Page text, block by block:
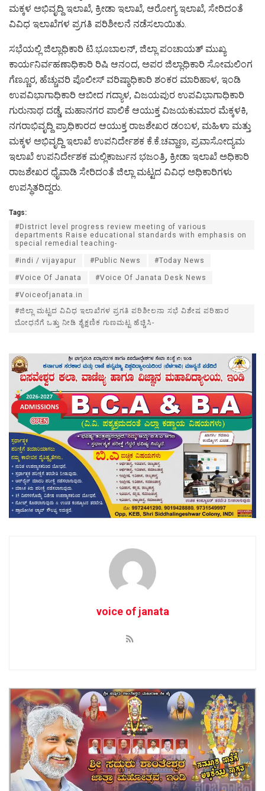
ಮಕ್ಕಳ ಅಭಿವೃದ್ದಿ ಇಲಾಖೆ, ಕ್ರೀಡಾ ಇಲಾಖೆ, ಆರೋಗ್ಯ ಇಲಾಖೆ, ಸೇರಿದಂತೆ
ವಿವಿಧ ಇಲಾಖೆಗಳ ಪ್ರಗತಿ ಪರಿಶೀಲನೆ ನಡೆಸಲಾಯಿತು.
ಸಭೆಯಲ್ಲಿ ಜಿಲ್ಲಾಧಿಕಾರಿ ಟಿ.ಭೂಬಾಲನ್, ಜಿಲ್ಲಾ ಪಂಚಾಯತ್ ಮುಖ್ಯ
ಕಾರ್ಯನಿರ್ವಹಣಾಧಿಕಾರಿ ರಿಷಿ ಆನಂದ, ಅಪರ ಜಿಲ್ಲಾಧಿಕಾರಿ ಸೋಮಲಿಂಗ
ಗೆಣ್ಣೂರ, ಹೆಚ್ಚುವರಿ ಪೊಲೀಸ್ ವರಿಷ್ಠಾಧಿಕಾರಿ ಶಂಕರ ಮಾರಿಹಾಳ, ಇಂಡಿ
ಉಪವಿಭಾಗಾಧಿಕಾರಿ ಆಬೀದ ಗದ್ಯಾಳ, ವಿಜಯಪುರ ಉಪವಿಭಾಗಾಧಿಕಾರಿ
ಗುರುನಾಥ ದಡ್ಡೆ, ಮಹಾನಗರ ಪಾಲಿಕೆ ಆಯುಕ್ತ ವಿಜಯಕುಮಾರ ಮೆಕ್ಕಳಕಿ,
ನಗರಾಭಿವೃದ್ದಿ ಪ್ರಾಧಿಕಾರದ ಆಯುಕ್ತ ರಾಜಶೇಖರ ಡಂಬಳ, ಮಹಿಳಾ ಮತ್ತು
ಮಕ್ಕಳ ಅಭಿವೃದ್ದಿ ಇಲಾಖೆ ಉಪನಿರ್ದೇಶಕ ಕೆ.ಕೆ.ಚವ್ಹಾಣ, ಪ್ರವಾಸೋದ್ಯಮ
ಇಲಾಖೆ ಉಪನಿರ್ದೇಶಕ ಮಲ್ಲಿಕಾರ್ಜುನ ಭಜಂತ್ರಿ, ಕ್ರೀಡಾ ಇಲಾಖೆ ಅಧಿಕಾರಿ
ರಾಜಶೇಖರ ಧೈವಾಡಿ ಸೇರಿದಂತೆ ಜಿಲ್ಲಾ ಮಟ್ಟದ ವಿವಿಧ ಅಧಿಕಾರಿಗಳು
ಉಪಸ್ಥಿತರಿದ್ದರು.
Tags:
#District level progress review meeting of various
departments Raise educational standards with emphasis on
special remedial teaching-
#indi / vijayapur #Public News #Today News
#Voice Of Janata #Voice Of Janata Desk News
#Voiceofjanata.in
#ಜಿಲ್ಲಾ ಮಟ್ಟದ ವಿವಿಧ ಇಲಾಖೆಗಳ ಪ್ರಗತಿ ಪರಿಶೀಲನಾ ಸಭೆ ವಿಶೇಷ ಪರಿಹಾರ
ಬೋಧನೆಗೆ ಒತ್ತು ನೀಡಿ ಶೈಕ್ಷಣಿಕ ಗುಣಮಟ್ಟ ಹೆಚ್ಚಿಸಿ-
voice of janata